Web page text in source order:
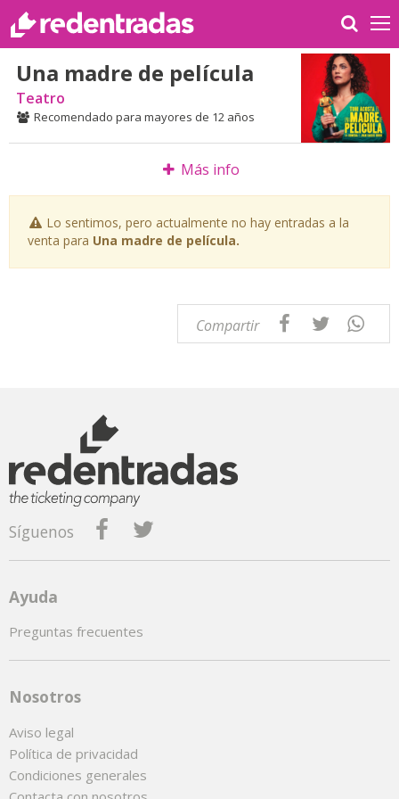
Una madre de película
Teatro
Recomendado para mayores de 12 años
Más info
Lo sentimos, pero actualmente no hay entradas a la
venta para Una madre de película.
Compartir
Síguenos
Ayuda
Preguntas frecuentes
Nosotros
Aviso legal
Política de privacidad
Condiciones generales